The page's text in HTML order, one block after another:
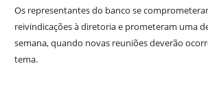
Os representantes do banco se
reivindicações à diretoria e prometeram uma
semana, quando novas reuniões deverão
tema.